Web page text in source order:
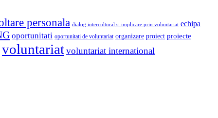
personala dialog intercultural si implicare prin voluntariat echipa
oportunitati oportunitati de voluntariat organizare proiect proiecte
voluntariatvoluntariat international